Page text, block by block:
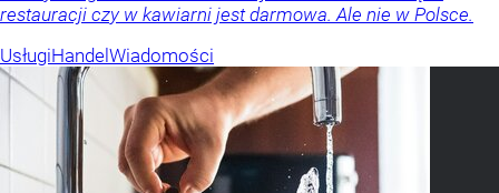
restauracji czy w kawiarni jest darmowa. Ale nie w Polsce.
UsługiHandelWiadomości